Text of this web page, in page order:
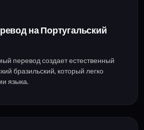
на Португальский
перевод создает естественный
бразильский, который легко
языка.